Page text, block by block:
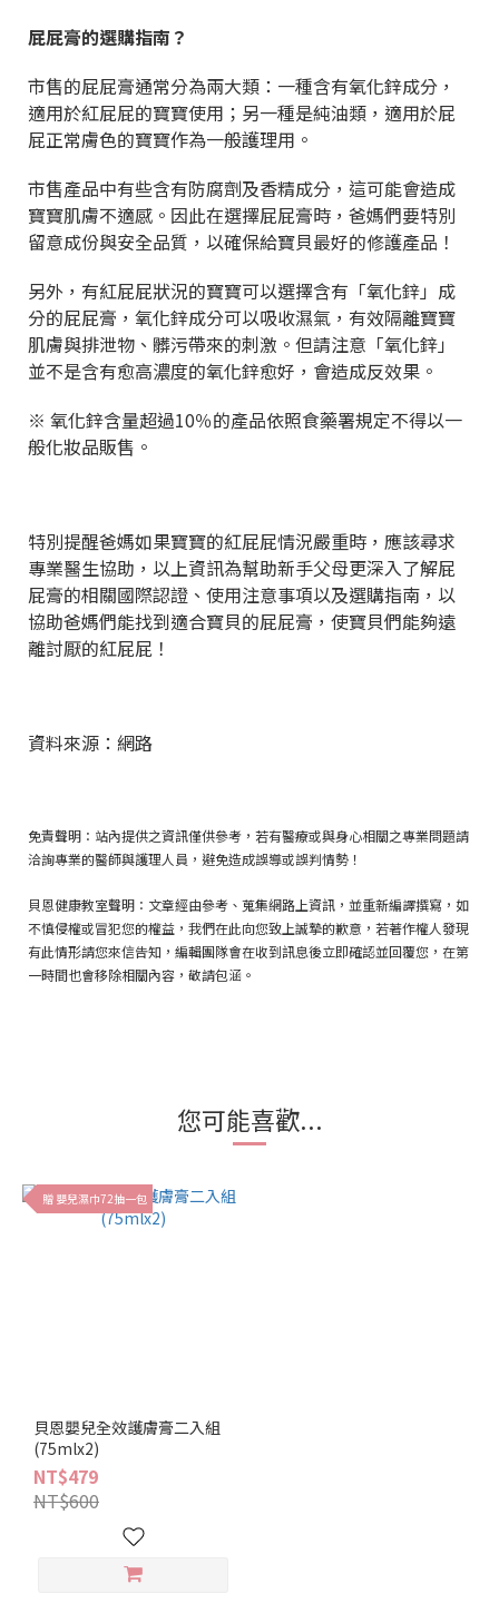
屁屁膏的選購指南？
市售的屁屁膏通常分為兩大類：一種含有氧化鋅成分，
適用於紅屁屁的寶寶使用；另一種是純油類，適用於屁
屁正常膚色的寶寶作為一般護理用。
市售產品中有些含有防腐劑及香精成分，這可能會造成
寶寶肌膚不適感。因此在選擇屁屁膏時，爸媽們要特別
留意成份與安全品質，以確保給寶貝最好的修護產品！
另外，有紅屁屁狀況的寶寶可以選擇含有「氧化鋅」成
分的屁屁膏，氧化鋅成分可以吸收濕氣，有效隔離寶寶
肌膚與排泄物、髒污帶來的刺激。但請注意「氧化鋅」
並不是含有愈高濃度的氧化鋅愈好，會造成反效果。
※ 氧化鋅含量超過10％的產品依照食藥署規定不得以一
般化妝品販售。
特別提醒爸媽如果寶寶的紅屁屁情況嚴重時，應該尋求
專業醫生協助，以上資訊為幫助新手父母更深入了解屁
屁膏的相關國際認證、使用注意事項以及選購指南，以
協助爸媽們能找到適合寶貝的屁屁膏，使寶貝們能夠遠
離討厭的紅屁屁！
資料來源：網路
免責聲明：站內提供之資訊僅供參考，若有醫療或與身心相關之專業問題請
洽詢專業的醫師與護理人員，避免造成誤導或誤判情勢！
貝恩健康教室聲明：文章經由參考、蒐集網路上資訊，並重新編譯撰寫，如
不慎侵權或冒犯您的權益，我們在此向您致上誠摯的歉意，若著作權人發現
有此情形請您來信告知，編輯團隊會在收到訊息後立即確認並回覆您，在第
一時間也會移除相關內容，敬請包涵。
您可能喜歡...
贈 嬰兒濕巾72抽一包
貝恩嬰兒全效護膚膏二入組
(75mlx2)
NT$479
NT$600